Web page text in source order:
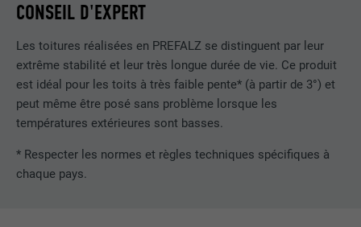
CONSEIL D'EXPERT
Les toitures réalisées en PREFALZ se distinguent par leur
extrême stabilité et leur très longue durée de vie. Ce produit
est idéal pour les toits à très faible pente* (à partir de 3°) et
peut même être posé sans problème lorsque les
températures extérieures sont basses.
* Respecter les normes et règles techniques spécifiques à
chaque pays.